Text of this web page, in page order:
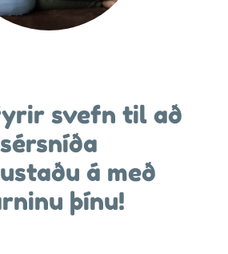
svefn til að
sérsníða
á með
þínu!